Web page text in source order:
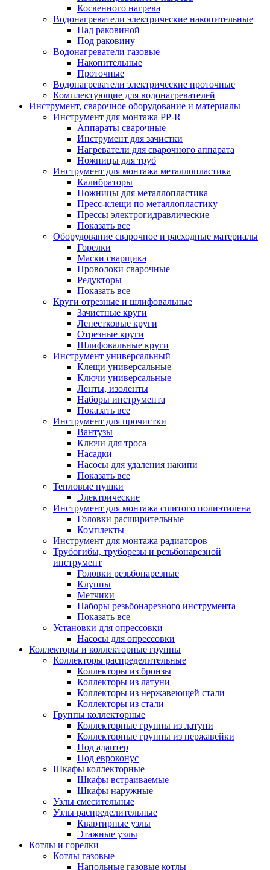
Косвенного нагрева
Водонагреватели электрические накопительные
Над раковиной
Под раковину
Водонагреватели газовые
Накопительные
Проточные
Водонагреватели электрические проточные
Комплектующие для водонагревателей
Инструмент, сварочное оборудование и материалы
Инструмент для монтажа PP-R
Аппараты сварочные
Инструмент для зачистки
Нагреватели для сварочного аппарата
Ножницы для труб
Инструмент для монтажа металлопластика
Калибраторы
Ножницы для металлопластика
Пресс-клещи по металлопластику
Прессы электрогидравлические
Показать все
Оборудование сварочное и расходные материалы
Горелки
Маски сварщика
Проволоки сварочные
Редукторы
Показать все
Круги отрезные и шлифовальные
Зачистные круги
Лепестковые круги
Отрезные круги
Шлифовальные круги
Инструмент универсальный
Клещи универсальные
Ключи универсальные
Ленты, изоленты
Наборы инструмента
Показать все
Инструмент для прочистки
Вантузы
Ключи для троса
Насадки
Насосы для удаления накипи
Показать все
Тепловые пушки
Электрические
Инструмент для монтажа сшитого полиэтилена
Головки расширительные
Комплекты
Инструмент для монтажа радиаторов
Трубогибы, труборезы и резьбонарезной
инструмент
Головки резьбонарезные
Клуппы
Метчики
Наборы резьбонарезного инструмента
Показать все
Установки для опрессовки
Насосы для опрессовки
Коллекторы и коллекторные группы
Коллекторы распределительные
Коллекторы из бронзы
Коллекторы из латуни
Коллекторы из нержавеющей стали
Коллекторы из стали
Группы коллекторные
Коллекторные группы из латуни
Коллекторные группы из нержавейки
Под адаптер
Под евроконус
Шкафы коллекторные
Шкафы встраиваемые
Шкафы наружные
Узлы смесительные
Узлы распределительные
Квартирные узлы
Этажные узлы
Котлы и горелки
Котлы газовые
Напольные газовые котлы